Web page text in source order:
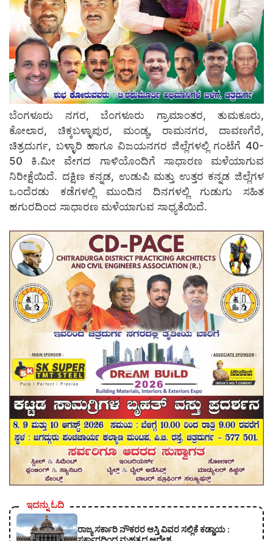
ಬೆಂಗಳೂರು ನಗರ, ಬೆಂಗಳೂರು ಗ್ರಾಮಾಂತರ, ತುಮಕೂರು,
ಕೋಲಾರ, ಚಿಕ್ಕಬಳ್ಳಾಪುರ, ಮಂಡ್ಯ, ರಾಮನಗರ, ದಾವಣಗೆರೆ,
ಚಿತ್ರದುರ್ಗ, ಬಳ್ಳಾರಿ ಹಾಗೂ ವಿಜಯನಗರ ಜಿಲ್ಲೆಗಳಲ್ಲಿ ಗಂಟೆಗೆ 40-
50 ಕಿ.ಮೀ ವೇಗದ ಗಾಳಿಯೊಂದಿಗೆ ಸಾಧಾರಣ ಮಳೆಯಾಗುವ
ನಿರೀಕ್ಷೆಯಿದೆ. ದಕ್ಷಿಣ ಕನ್ನಡ, ಉಡುಪಿ ಮತ್ತು ಉತ್ತರ ಕನ್ನಡ ಜಿಲ್ಲೆಗಳ
ಒಂದೆರಡು ಕಡೆಗಳಲ್ಲಿ ಮುಂದಿನ ದಿನಗಳಲ್ಲಿ ಗುಡುಗು ಸಹಿತ
ಹಗುರದಿಂದ ಸಾಧಾರಣ ಮಳೆಯಾಗುವ ಸಾಧ್ಯತೆಯಿದೆ.
ಇದನ್ನು ಓದಿ
ರಾಜ್ಯ ಸರ್ಕಾರಿ ನೌಕರರ ಆಸ್ತಿ ವಿವರ ಸಲ್ಲಿಕೆ ಕಡ್ಡಾಯ :